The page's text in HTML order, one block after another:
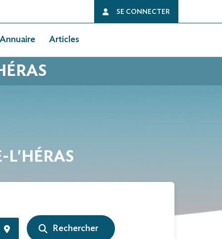
SE CONNECTER
Annuaire Articles
L'HÉRAS